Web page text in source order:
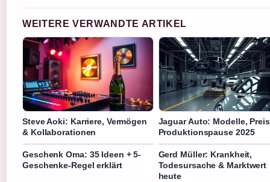
WEITERE VERWANDTE ARTIKEL
Steve Aoki: Karriere, Vermögen
& Kollaborationen
Jaguar Auto: Modelle,
Produktionspause 2025
Geschenk Oma: 35 Ideen + 5-
Geschenke-Regel erklärt
Gerd Müller: Krankheit,
Todesursache & Marktwert
heute